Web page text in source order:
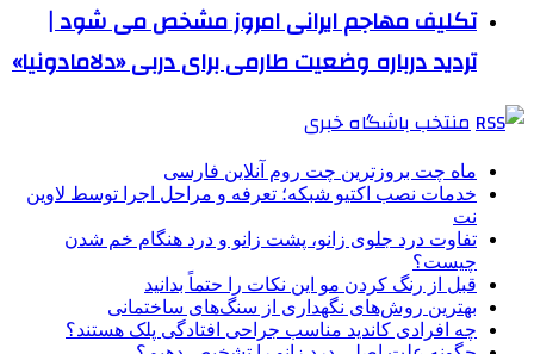
تکلیف مهاجم ایرانی امروز مشخص می شود |
تردید درباره وضعیت طارمی برای دربی «دلامادونیا»
منتخب باشگاه خبری
ماه چت بروزترین چت روم آنلاین فارسی
خدمات نصب اکتیو شبکه؛ تعرفه و مراحل اجرا توسط لاوین
نت
تفاوت درد جلوی زانو، پشت زانو و درد هنگام خم شدن
چیست؟
قبل از رنگ کردن مو این نکات را حتماً بدانید
بهترین روش‌های نگهداری از سنگ‌های ساختمانی
چه افرادی کاندید مناسب جراحی افتادگی پلک هستند؟